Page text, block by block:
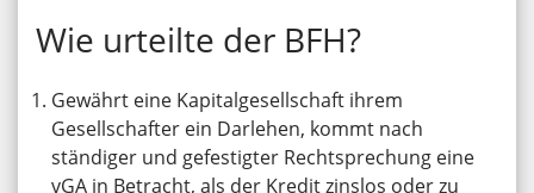
Wie urteilte der BFH?
Gewährt eine Kapitalgesellschaft ihrem
Gesellschafter ein Darlehen, kommt nach
ständiger und gefestigter Rechtsprechung eine
vGA in Betracht, als der Kredit zinslos oder zu